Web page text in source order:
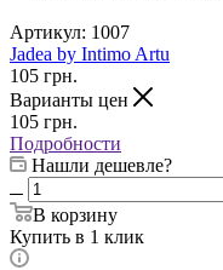
Артикул: 1007
Jadea by Intimo Artu
105 грн.
Варианты цен
105 грн.
Подробности
Нашли дешевле?
В корзину
Купить в 1 клик